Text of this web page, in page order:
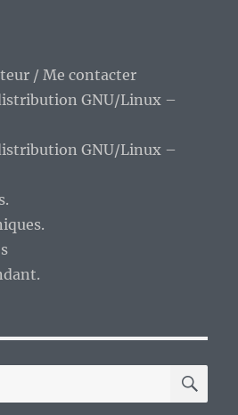
allégé
?
/ Me contacter
GNU/Linux –
GNU/Linux –